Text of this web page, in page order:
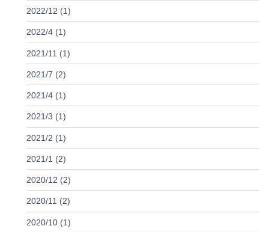
2022/12 (1)
2022/4 (1)
2021/11 (1)
2021/7 (2)
2021/4 (1)
2021/3 (1)
2021/2 (1)
2021/1 (2)
2020/12 (2)
2020/11 (2)
2020/10 (1)